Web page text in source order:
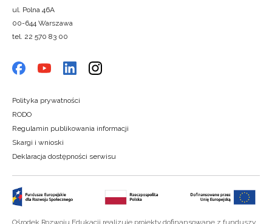
ul. Polna 46A
00-644 Warszawa
tel. 22 570 83 00
Polityka prywatności
RODO
Regulamin publikowania informacji
Skargi i wnioski
Deklaracja dostępności serwisu
Ośrodek Rozwoju Edukacji realizuje projekty dofinansowane z funduszy